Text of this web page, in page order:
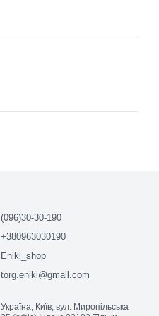
(096)30-30-190
+380963030190
Eniki_shop
torg.eniki@gmail.com
Україна, Київ, вул. Миропільська